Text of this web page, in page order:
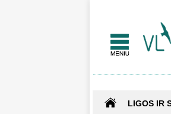
LIGOS IR